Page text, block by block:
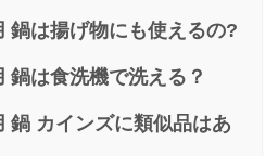
鍋は揚げ物にも使えるの?
鍋は食洗機で洗える？
鍋 カインズに類似品はあ